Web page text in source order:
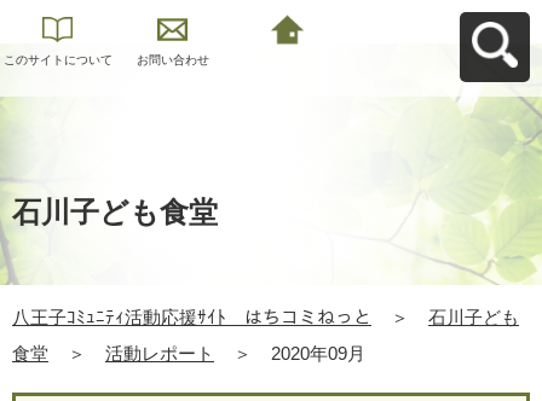
このサイトについて お問い合わせ
石川子ども食堂
八王子ｺﾐｭﾆﾃｨ活動応援ｻｲﾄ はちコミねっと ＞
石川子ども
食堂
＞ 活動レポート ＞ 2020年09月